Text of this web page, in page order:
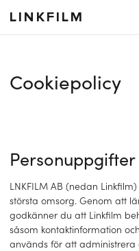
LINKFILM
Cookiepolicy
Personuppgifter
LNKFILM AB (nedan
största omsorg. Genom att
godkänner du att Linkfilm
såsom kontaktinformation
används för att